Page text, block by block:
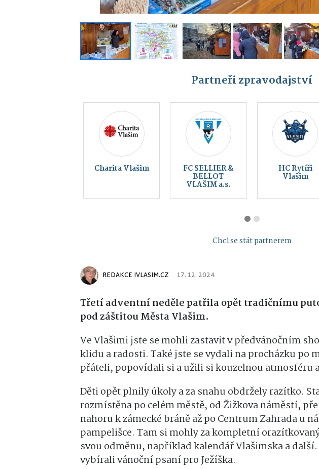
Partneři zpravodajství
Kraj blanických Český svaz
přírody Vlašim
Chci se stát partnerem
REDAKCE IVLASIM.CZ 17. 12. 2024
Třetí adventní neděle patřila opět tradičnímu
pod záštitou Města Vlašim.
Ve Vlašimi jste se mohli zastavitv předvánočním
klidu a radosti. Také jste se vydali na procházku po
přáteli, popovídali si a užili si kouzelnou atmosféru
Děti opět plnily úkoly a za snahu obdržely razítko.
rozmístěna po celém městě, od Žižkova náměstí,
nahoru k zámecké bráně až po Centrum Zahrada u
pampelišce. Tam si mohly za kompletní
svou odměnu, například kalendář Vlašimska a
vybírali vánoční psaní pro Ježíška.